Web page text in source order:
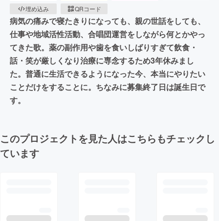
埋め込み
QRコード
病気の痛みで寝たきりになっても、親の世話をしても、
仕事や地域活性活動、合唱団運営をしながら何とかやっ
てきた歌。薬の副作用や歯を食いしばりすぎて飲食・
話・笑が厳しくなり治療に専念するため3年休みまし
た。普通に生活できるようになった今、本当にやりたい
ことだけをすることに。ちなみに募集終了日は誕生日で
す。
このプロジェクトを見た人はこちらもチェックし
ています